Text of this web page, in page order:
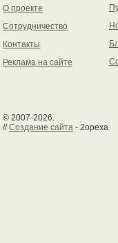
О проекте
Сотрудничество
Контакты
Реклама на сайте
© 2007-2026.
//Создание сайта - 2opexa